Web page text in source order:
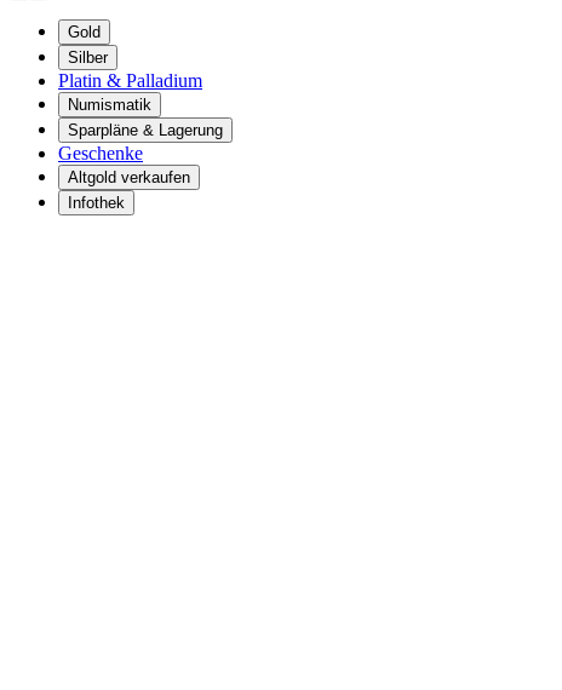
Gold
Silber
Platin & Palladium
Numismatik
Sparpläne & Lagerung
Geschenke
Altgold verkaufen
Infothek